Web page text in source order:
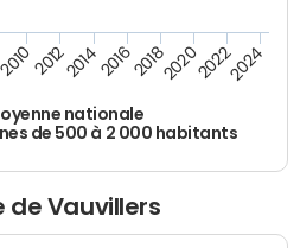
nationale
de 500 à 2 000 habitants
20102012201420162018202020222024
de Vauvillers